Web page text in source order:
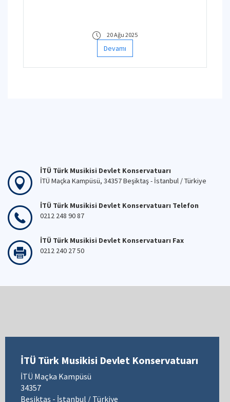
20 Ağu 2025
Devamı
İTÜ Türk Musikisi Devlet Konservatuarı
İTÜ Maçka Kampüsü, 34357 Beşiktaş - İstanbul / Türkiye
İTÜ Türk Musikisi Devlet Konservatuarı Telefon
0212 248 90 87
İTÜ Türk Musikisi Devlet Konservatuarı Fax
0212 240 27 50
İTÜ Türk Musikisi Devlet Konservatuarı
İTÜ Maçka Kampüsü
34357
Beşiktaş - İstanbul / Türkiye